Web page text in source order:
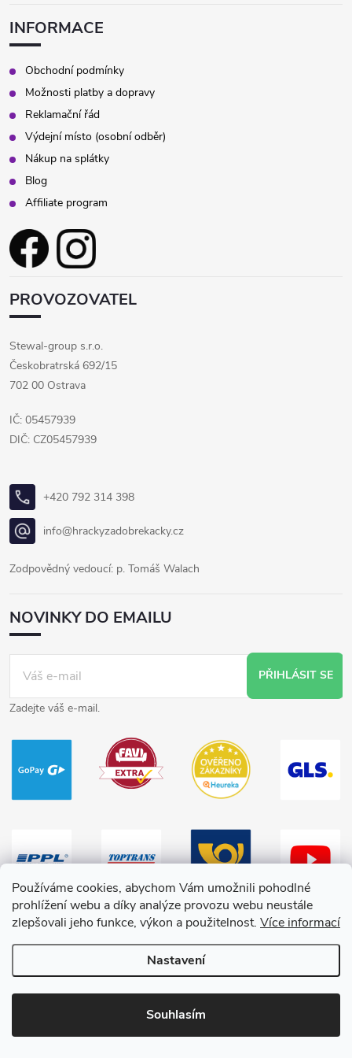
Používáme cookies, abychom Vám umožnili pohodlné
prohlížení webu a díky analýze provozu webu neustále
zlepšovali jeho funkce, výkon a použitelnost. Více informací
Nastavení
Souhlasím
INFORMACE
Obchodní podmínky
Možnosti platby a dopravy
Reklamační řád
Výdejní místo (osobní odběr)
Nákup na splátky
Blog
Affiliate program
PROVOZOVATEL
Stewal-group s.r.o.
Českobratrská 692/15
702 00 Ostrava
IČ: 05457939
DIČ: CZ05457939
+420 792 314 398
info@hrackyzadobrekacky.cz
Zodpovědný vedoucí: p. Tomáš Walach
NOVINKY DO EMAILU
PŘIHLÁSIT SE
Zadejte váš e-mail.
Vytvořil Shoptet